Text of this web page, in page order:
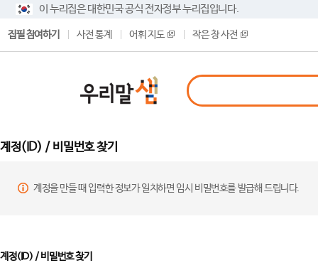
이 누리집은 대한민국 공식 전자정부 누리집입니다.
집필 참여하기 사전 통계 어휘 지도 작은 창 사전
계정(ID) / 비밀번호 찾기
계정을 만들 때 입력한 정보가 일치하면 임시 비밀번호를 발급해 드립니다.
계정(ID) / 비밀번호 찾기